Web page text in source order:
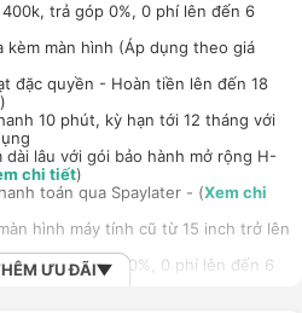
trả góp 0%, 0 phí lên đến 6
kèm màn hình (Áp dụng theo giá
đặc quyền - Hoàn tiền lên đến 18
)
10 phút, kỳ hạn tới 12 tháng với
lâu với gói bảo hành mở rộng H-
chi tiết)
toán qua Spaylater - (Xem chi
hình máy tính cũ từ 15 inch trở lên
trả góp 0%, 0 phí lên đến 6
ƯU ĐÃI